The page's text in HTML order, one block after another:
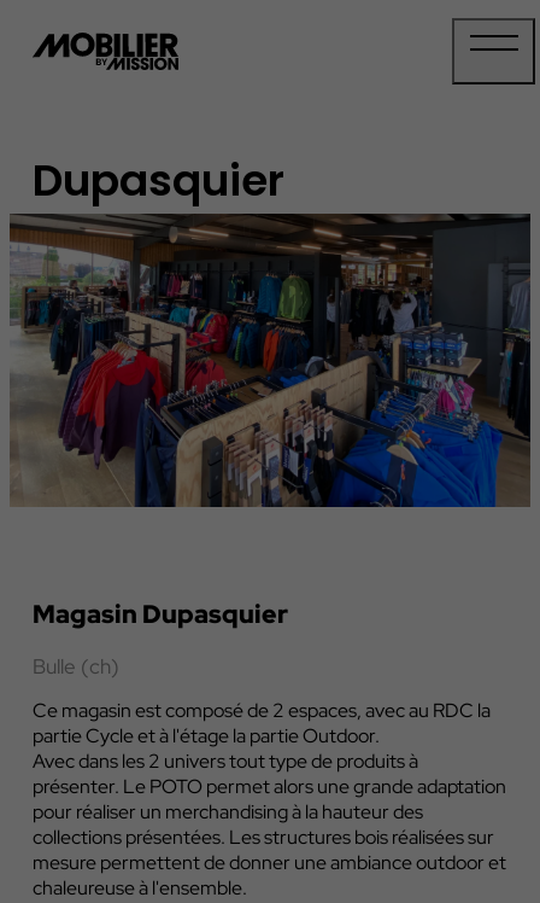
Dupasquier
Magasin Dupasquier
Bulle (ch)
Ce magasin est composé de 2 espaces, avec au RDC la
partie Cycle et à l'étage la partie Outdoor.
Avec dans les 2 univers tout type de produits à
présenter. Le POTO permet alors une grande adaptation
pour réaliser un merchandising à la hauteur des
collections présentées. Les structures bois réalisées sur
mesure permettent de donner une ambiance outdoor et
chaleureuse à l'ensemble.